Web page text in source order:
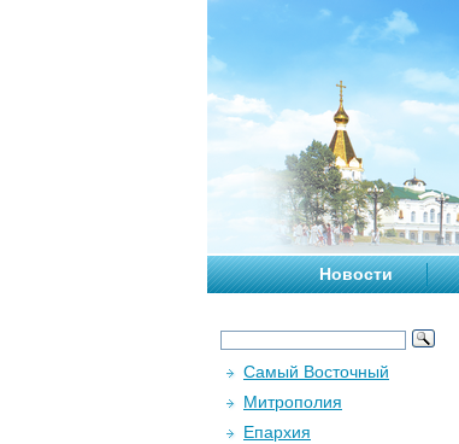
Новости
Самый Восточный
Митрополия
Епархия